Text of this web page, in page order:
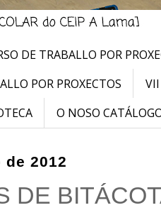
DE TRABALLO POR
POR PROXECTOS
O NOSO
2012
DE